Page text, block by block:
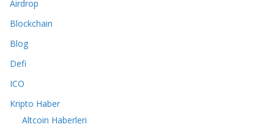
Airdrop
Blockchain
Blog
Defi
ICO
Kripto Haber
Altcoin Haberleri